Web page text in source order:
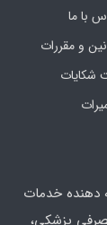
با ما
و مقررات
شکایات
دهنده خدمات